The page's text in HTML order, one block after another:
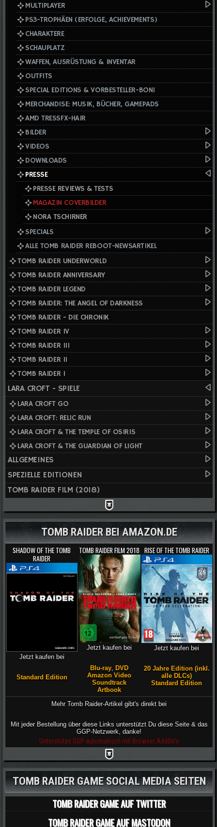
MULTIPLAYER
PS3-TROPHÄEN (ERFOLGE, ACHIEVEMENTS)
CHARAKTERE
SCHAUPLATZ
WAFFEN, AUSRÜSTUNG & INVENTAR
OUTFITS
SPECIAL EDITIONS & VORBESTELLER-BONI
MERCHANDISE: MUSIK, BÜCHER, GAMEPADS
AMD TRESSFX-HAIR
BILDER
VIDEOS
DOWNLOADS
PRESSE
PRESSE REVIEWS & TESTS
MAGAZIN COVERBILDER
NORA TSCHIRNER
SPECIALS
ALLE TOMB RAIDER REBOOT-NEWSARTIKEL
TOMB RAIDER UNDERWORLD
TOMB RAIDER ANNIVERSARY
TOMB RAIDER LEGEND
TOMB RAIDER: THE ANGEL OF DARKNESS
TOMB RAIDER - DIE CHRONIK
TOMB RAIDER IV
TOMB RAIDER III
TOMB RAIDER II
TOMB RAIDER I
LARA CROFT - SPIELE
LARA CROFT GO
LARA CROFT: RELIC RUN
LARA CROFT & THE TEMPLE OF OSIRIS
LARA CROFT & THE GUARDIAN OF LIGHT
ALLGEMEINES
SPEZIELLE EDITIONEN
TOMB RAIDER FILM (2018)
TOMB RAIDER BEI AMAZON.DE
SHADOW OF THE TOMB
RAIDER
Jetzt kaufen bei
Standard Edition
TOMB RAIDER FILM 2018
Jetzt kaufen bei
Blu-ray, DVD
Amazon Video
Soundtrack
Artbook
RISE OF THE TOMB RAIDER
Jetzt kaufen bei
20 Jahre Edition (inkl.
alle DLCs)
Standard Edition
Mehr Tomb Raider-Artikel gibt's direkt bei
Mit jeder Bestellung über diese Links unterstützt Du diese Seite & das
GGP-Netzwerk, danke!
Unterstütze GGP automatisch mit Browser AddOn's
TOMB RAIDER GAME SOCIAL MEDIA SEITEN
TOMB RAIDER GAME AUF TWITTER
TOMB RAIDER GAME AUF MASTODON